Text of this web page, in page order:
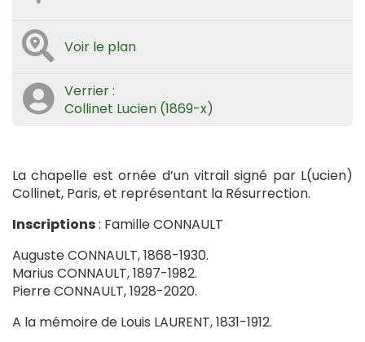
Voir le plan
Verrier :
Collinet Lucien (1869-x)
La chapelle est ornée d’un vitrail signé par L(ucien)
Collinet, Paris, et représentant la Résurrection.
Inscriptions: Famille CONNAULT
Auguste CONNAULT, 1868-1930.
Marius CONNAULT, 1897-1982.
Pierre CONNAULT, 1928-2020.
A la mémoire de Louis LAURENT, 1831-1912.